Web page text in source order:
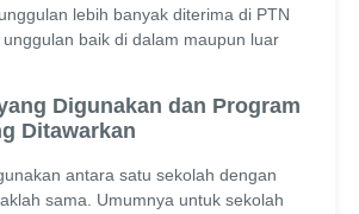
lebih banyak diterima di PTN
baik di dalam maupun luar
Digunakan dan Program
Ditawarkan
antara satu sekolah dengan
sama. Umumnya untuk sekolah